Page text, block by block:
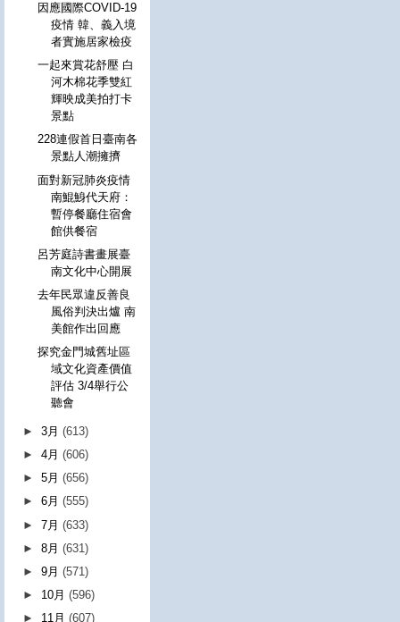
因應國際COVID-19
疫情 韓、義入境
者實施居家檢疫
一起來賞花舒壓 白
河木棉花季雙紅
輝映成美拍打卡
景點
228連假首日臺南各
景點人潮擁擠
面對新冠肺炎疫情
南鯤鯓代天府：
暫停餐廳住宿會
館供餐宿
呂芳庭詩書畫展臺
南文化中心開展
去年民眾違反善良
風俗判決出爐 南
美館作出回應
探究金門城舊址區
域文化資產價值
評估 3/4舉行公
聽會
►3月(613)
►4月(606)
►5月(656)
►6月(555)
►7月(633)
►8月(631)
►9月(571)
► 10月(596)
► 11月(607)